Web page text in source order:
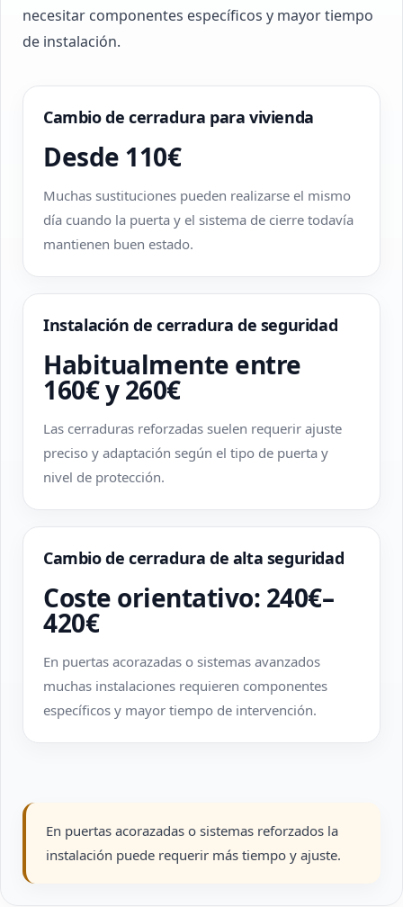
necesitar componentes específicos y mayor tiempo
de instalación.
Cambio de cerradura para vivienda
Desde 110€
Muchas sustituciones pueden realizarse el mismo
día cuando la puerta y el sistema de cierre todavía
mantienen buen estado.
Instalación de cerradura de seguridad
Habitualmente entre
160€ y 260€
Las cerraduras reforzadas suelen requerir ajuste
preciso y adaptación según el tipo de puerta y
nivel de protección.
Cambio de cerradura de alta seguridad
Coste orientativo: 240€–
420€
En puertas acorazadas o sistemas avanzados
muchas instalaciones requieren componentes
específicos y mayor tiempo de intervención.
En puertas acorazadas o sistemas reforzados la
instalación puede requerir más tiempo y ajuste.